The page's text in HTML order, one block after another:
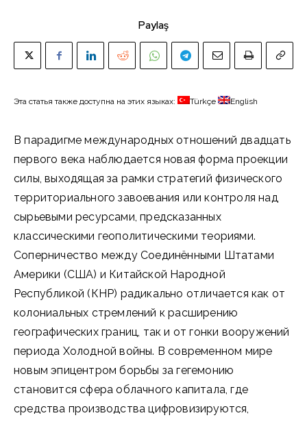
Paylaş
Эта статья также доступна на этих языках: Türkçe English
В парадигме международных отношений двадцать
первого века наблюдается новая форма проекции
силы, выходящая за рамки стратегий физического
территориального завоевания или контроля над
сырьевыми ресурсами, предсказанных
классическими геополитическими теориями.
Соперничество между Соединёнными Штатами
Америки (США) и Китайской Народной
Республикой (КНР) радикально отличается как от
колониальных стремлений к расширению
географических границ, так и от гонки вооружений
периода Холодной войны. В современном мире
новым эпицентром борьбы за гегемонию
становится сфера облачного капитала, где
средства производства цифровизируются,